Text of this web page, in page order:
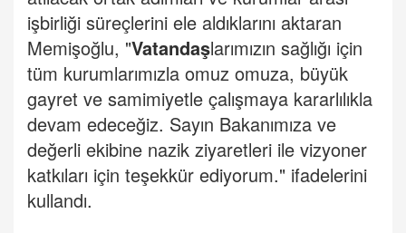
işbirliği süreçlerini ele aldıklarını aktaran
Memişoğlu, "Vatandaşlarımızın sağlığı için
tüm kurumlarımızla omuz omuza, büyük
gayret ve samimiyetle çalışmaya kararlılıkla
devam edeceğiz. Sayın Bakanımıza ve
değerli ekibine nazik ziyaretleri ile vizyoner
katkıları için teşekkür ediyorum." ifadelerini
kullandı.